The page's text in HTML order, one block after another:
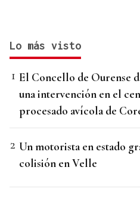
Lo más visto
El Concello de Ourense
una intervención en el
procesado avícola de
Un motorista en estado
colisión en Velle